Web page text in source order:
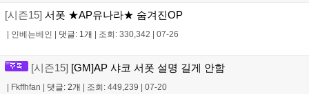
[시즌15] 서폿 ★AP유나라★ 숨겨진OP
| 인베는베인 | 댓글: 1개 | 조회: 330,342 | 07-26
[시즌15] [GM]AP 샤코 서폿 설명 길게 안함
| Fkffhfan | 댓글: 2개 | 조회: 449,239 | 07-20